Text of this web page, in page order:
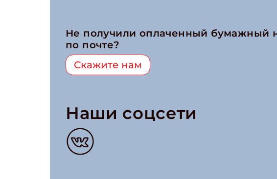
Не получили оплаченный бумажный
по почте?
Скажите нам
Наши соцсети